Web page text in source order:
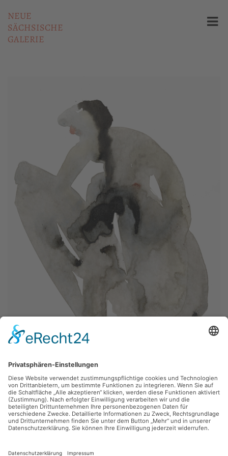
NEUE
SÄCHSISCHE
GALERIE
Anija Seedler,Tanzformationen vom Wesen zum Wesentlichen 2
2002, Tusche, 21 x 29 cm, Inv.: B-06877-02
zurück